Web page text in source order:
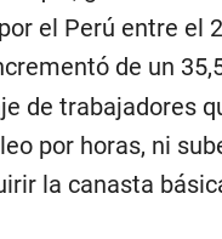
el Perú entre el
de un
de trabajadores
por horas, ni
la canasta